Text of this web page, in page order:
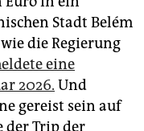
Stadt Belém
die Regierung
eine
2026. Und
gereist sein auf
der Trip der